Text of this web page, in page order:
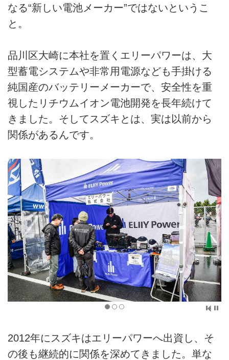
なる“新しい電池メーカー”ではないというこ
と。
品川区大崎に本社を置くエリーパワーは、大
型蓄電システムや非常用電源なども手掛ける
純国産のバッテリーメーカーで、安全性を重
視したリチウムイオン電池開発を長年続けて
きました。そしてスズキとは、実は以前から
関係があるんです。
2012年にスズキはエリーパワーへ出資し、そ
の後も継続的に関係を深めてきました。単な